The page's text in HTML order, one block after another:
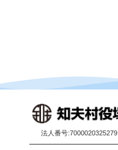
法人番号:7000020325279